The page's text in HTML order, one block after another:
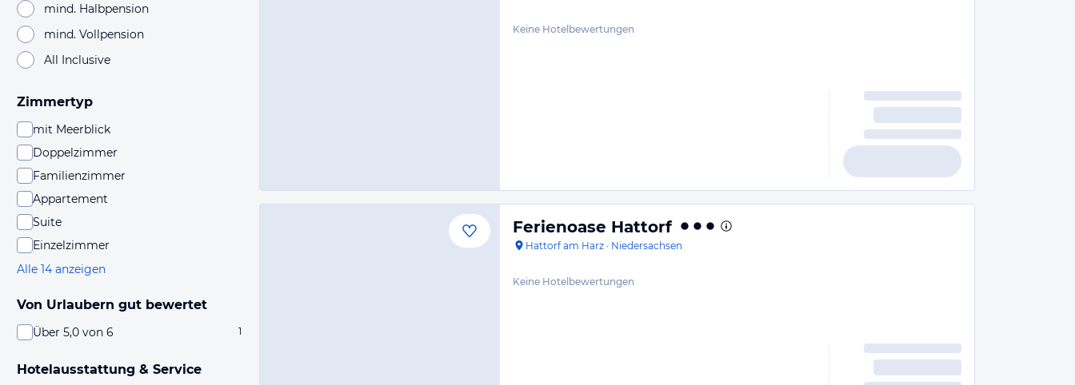
mind. Halbpension
mind. Vollpension
All Inclusive
Zimmertyp
mit Meerblick
Doppelzimmer
Familienzimmer
Appartement
Suite
Einzelzimmer
Alle 14 anzeigen
Von Urlaubern gut bewertet
Über 5,0 von 6 1
Hotelausstattung & Service
Keine Hotelbewertungen
Ferienoase Hattorf
Hattorf am Harz · Niedersachsen
Keine Hotelbewertungen